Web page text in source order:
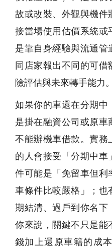
故或改裝、外觀與機件
接當場使用估價系統或
是靠自身經驗與流通管
同店家報出不同的可
險評估與未來轉手能力。
如果你的車還在分期中
是掛在融資公司或原車
不能辦機車借款。實務
的人會接受「分期中車
件可能是「免留車但利
車條件比較嚴格」；也
期結清、過戶到你名下
你來說，關鍵不只是能
錢加上還原車籍的成